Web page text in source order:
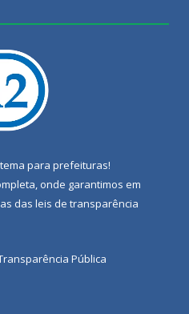
para prefeituras!
onde garantimos em
das leis de transparência
Pública